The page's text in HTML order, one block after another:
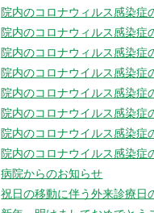
院内のコロナウィルス感染症
院内のコロナウィルス感染症
院内のコロナウィルス感染症
院内のコロナウイルス感染症
院内のコロナウイルス感染症
院内のコロナウイルス感染症
院内のコロナウイルス感染症
院内のコロナウイルス感染症
病院からのお知らせ
祝日の移動に伴う外来診療日